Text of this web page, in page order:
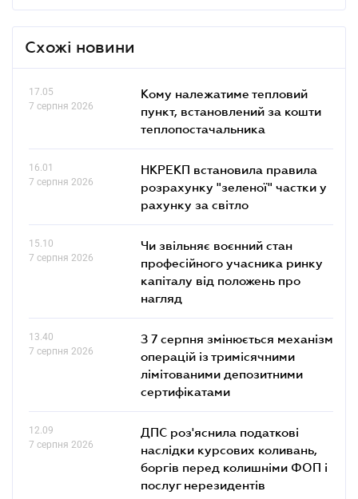
Схожі новини
17.05
7 серпня 2026
Кому належатиме тепловий
пункт, встановлений за кошти
теплопостачальника
16.01
7 серпня 2026
НКРЕКП встановила правила
розрахунку "зеленої" частки у
рахунку за світло
15.10
7 серпня 2026
Чи звільняє воєнний стан
професійного учасника ринку
капіталу від положень про
нагляд
13.40
7 серпня 2026
З 7 серпня змінюється механізм
операцій із тримісячними
лімітованими депозитними
сертифікатами
12.09
7 серпня 2026
ДПС роз'яснила податкові
наслідки курсових коливань,
боргів перед колишніми ФОП і
послуг нерезидентів